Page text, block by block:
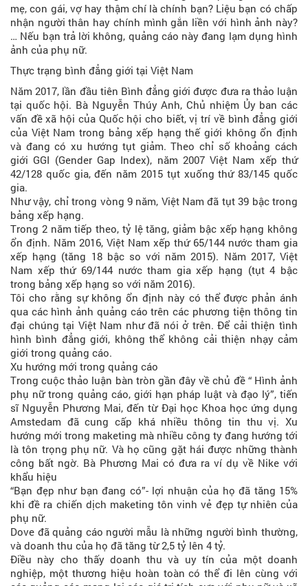
mẹ, con gái, vợ hay thậm chí là chính bạn? Liệu bạn có chấp
nhận người thân hay chính mình gắn liền với hình ảnh này?
… Nếu bạn trả lời không, quảng cáo này đang lạm dụng hình
ảnh của phụ nữ.
Thực trạng bình đẳng giới tại Việt Nam
Năm 2017, lần đầu tiên Bình đẳng giới được đưa ra thảo luận
tại quốc hội. Bà Nguyễn Thúy Anh, Chủ nhiệm Ủy ban các
vấn đề xã hội của Quốc hội cho biết, vị trí về bình đẳng giới
của Việt Nam trong bảng xếp hạng thế giới không ổn định
và đang có xu hướng tụt giảm. Theo chỉ số khoảng cách
giới GGI (Gender Gap Index), năm 2007 Việt Nam xếp thứ
42/128 quốc gia, đến năm 2015 tụt xuống thứ 83/145 quốc
gia.
Như vậy, chỉ trong vòng 9 năm, Việt Nam đã tụt 39 bậc trong
bảng xếp hạng.
Trong 2 năm tiếp theo, tỷ lệ tăng, giảm bậc xếp hạng không
ổn định. Năm 2016, Việt Nam xếp thứ 65/144 nước tham gia
xếp hạng (tăng 18 bậc so với năm 2015). Năm 2017, Việt
Nam xếp thứ 69/144 nước tham gia xếp hạng (tụt 4 bậc
trong bảng xếp hạng so với năm 2016).
Tôi cho rằng sự không ổn định này có thể được phản ánh
qua các hình ảnh quảng cáo trên các phương tiện thông tin
đại chúng tại Việt Nam như đã nói ở trên. Để cải thiện tình
hình bình đẳng giới, không thể không cải thiện nhạy cảm
giới trong quảng cáo.
Xu hướng mới trong quảng cáo
Trong cuộc thảo luận bàn tròn gần đây về chủ đề “ Hình ảnh
phụ nữ trong quảng cáo, giới hạn pháp luật và đạo lý”, tiến
sĩ Nguyễn Phương Mai, đến từ Đại học Khoa học ứng dụng
Amstedam đã cung cấp khá nhiều thông tin thu vị. Xu
hướng mới trong maketing mà nhiều công ty đang hướng tới
là tôn trọng phụ nữ. Và họ cũng gặt hái được những thành
công bất ngờ. Bà Phương Mai có đưa ra ví dụ về Nike với
khẩu hiệu
“Bạn đẹp như bạn đang có”- lợi nhuận của họ đã tăng 15%
khi đề ra chiến dịch maketing tôn vinh vẻ đẹp tự nhiên của
phụ nữ.
Dove đã quảng cáo người mẫu là những người bình thường,
và doanh thu của họ đã tăng từ 2,5 tỷ lên 4 tỷ.
Điều này cho thấy doanh thu và uy tín của một doanh
nghiệp, một thương hiệu hoàn toàn có thể đi lên cùng với